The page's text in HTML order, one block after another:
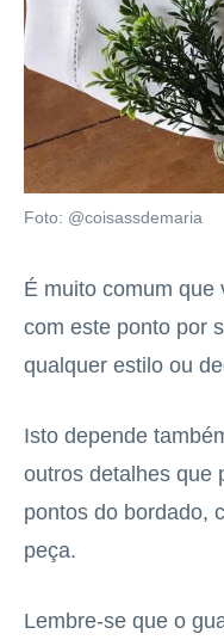
Foto: @coisassdemaria
É muito comum que
com este ponto por
qualquer estilo ou
Isto depende
outros detalhes que
pontos do bordado,
peça.
Lembre-se que o